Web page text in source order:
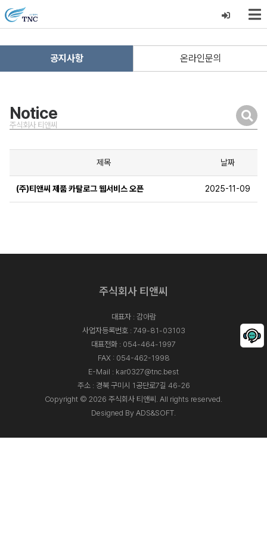
공지사항 온라인문의
Notice
주식회사 티앤씨
제목 날짜
(주)티앤씨 제품 카탈로그 웹서비스 오픈 2025-11-09
주식회사 티앤씨
대표자 : 감아람
사업자등록번호 : 749-81-03103
대표전화 : 054-464-1997
FAX : 054-462-1998
E-Mail : kar0327@tnc.best
주소 : 경북 구미시 1공단로7길 46-26
Copyright © 2026 주식회사 티앤씨. All rights reserved.
Designed By ADS&SOFT.